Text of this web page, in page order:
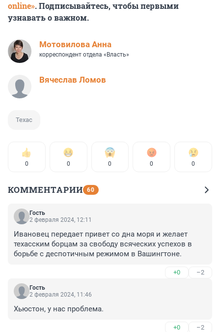
online». Подписывайтесь, чтобы первыми
узнавать о важном.
Мотовилова Анна
корреспондент отдела «Власть»
Вячеслав Ломов
Техас
0 0 0 0 0
КОММЕНТАРИИ 60
Гость
2 февраля 2024, 12:11
Ивановец передает привет со дна моря и желает
техасским борцам за свободу всяческих успехов в
борьбе с деспотичным режимом в Вашингтоне.
+0 –2
Гость
2 февраля 2024, 11:46
Хьюстон, у нас проблема.
+0 –2